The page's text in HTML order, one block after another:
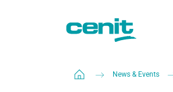
News & Events